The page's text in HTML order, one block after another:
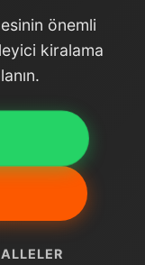
önemli
kiralama